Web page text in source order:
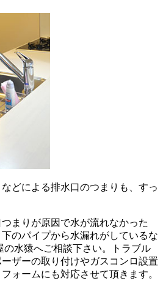
どによる排水口のつまりも、すっ
まりが原因で水が流れなかった
のパイプから水漏れがしているな
の水猿へご相談下さい。トラブル
ザーの取り付けやガスコンロ設置
ォームにも対応させて頂きます。